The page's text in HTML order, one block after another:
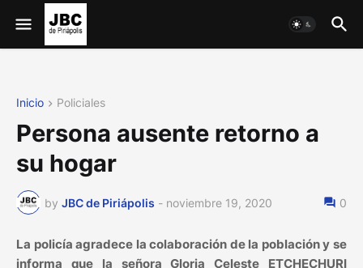
Inicio Policiales
Persona ausente retorno a
su hogar
by JBC de Piriápolis - noviembre 19, 2020 0
La policía agradece la colaboración de la población y se
informa que la señora Gloria Celeste ETCHECHURI